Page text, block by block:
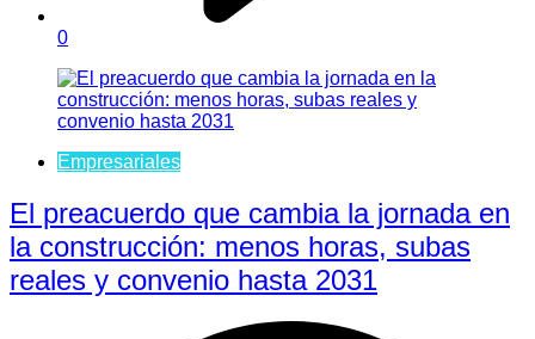
0
Empresariales
El preacuerdo que cambia la jornada en
la construcción: menos horas, subas
reales y convenio hasta 2031